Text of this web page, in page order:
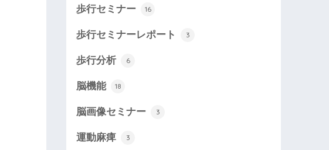
歩行セミナー 16
歩行セミナーレポート 3
歩行分析 6
脳機能 18
脳画像セミナー 3
運動麻痺 3